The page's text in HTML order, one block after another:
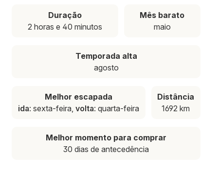
Duração
2 horas e 40 minutos
Mês barato
maio
Temporada alta
agosto
Melhor escapada
ida: sexta-feira, volta: quarta-feira
Distância
1692 km
Melhor momento para comprar
30 dias de antecedência